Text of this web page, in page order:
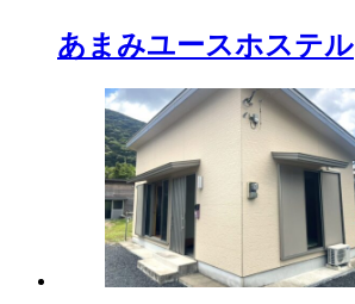
あまみユースホステル